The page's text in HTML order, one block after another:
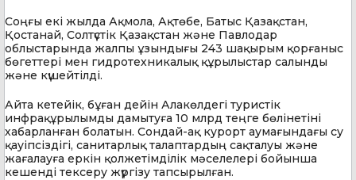
Соңғы екі жылда Ақмола, Ақтөбе, Батыс Қазақстан,
Қостанай, Солтүстік Қазақстан және Павлодар
облыстарында жалпы ұзындығы 243 шақырым қорғаныс
бөгеттері мен гидротехникалық құрылыстар салынды
және күшейтілді.
Айта кетейік, бұған дейін Алакөлдегі туристік
инфрақұрылымды дамытуға 10 млрд теңге бөлінетіні
хабарланған болатын. Сондай-ақ курорт аумағындағы су
қауіпсіздігі, санитарлық талаптардың сақталуы және
жағалауға еркін қолжетімділік мәселелері бойынша
кешенді тексеру жүргізу тапсырылған.